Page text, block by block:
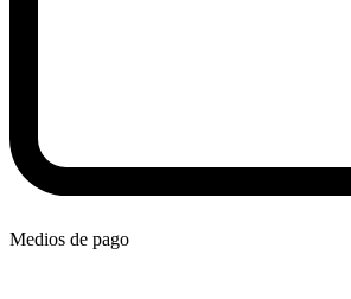
Medios de pago